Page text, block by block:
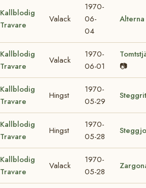
Kallblodig
Travare
Valack
1970-
06-
04
Alterna
Kallblodig
Travare
Valack
1970-
06-01
📷
Kallblodig
Travare
Hingst
1970-
05-29
Kallblodig
Travare
Hingst
1970-
05-28
Kallblodig
Travare
Valack
1970-
05-28